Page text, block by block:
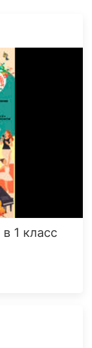
1 класс